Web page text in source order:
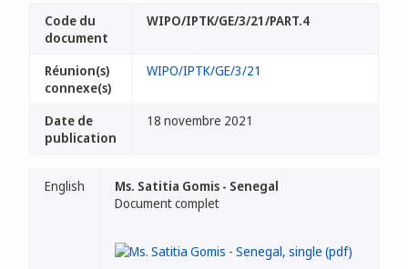
Code du
document
WIPO/IPTK/GE/3/21/PART.4
Réunion(s)
connexe(s)
WIPO/IPTK/GE/3/21
Date de
publication
18 novembre 2021
English
Ms. Satitia Gomis - Senegal
Document complet